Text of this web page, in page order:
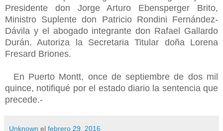
Presidente don Jorge Arturo Ebensperger Brito,
Ministro Suplente don Patricio Rondini Fernández-
Dávila y el abogado integrante don Rafael Gallardo
Durán. Autoriza la Secretaria Titular doña Lorena
Fresard Briones.
En Puerto Montt, once de septiembre de dos mil
quince, notifiqué por el estado diario la sentencia que
precede.-
Unknown el febrero 29, 2016